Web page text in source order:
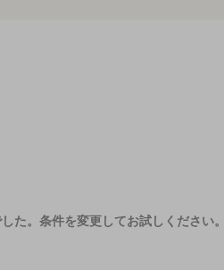
た。 条件を変更してお試しください。